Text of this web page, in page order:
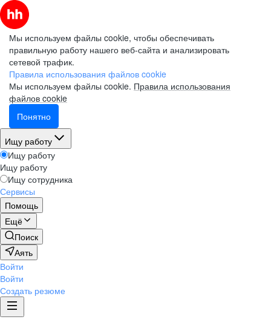
Мы используем файлы cookie, чтобы обеспечивать
правильную работу нашего веб-сайта и анализировать
сетевой трафик.
Правила использования файлов cookie
Мы используем файлы cookie. Правила использования
файлов cookie
Понятно
Ищу работу
Ищу работу
Ищу работу
Ищу сотрудника
Сервисы
Помощь
Ещё
Поиск
Аять
Войти
Войти
Создать резюме